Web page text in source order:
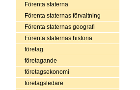
Förenta staterna
Förenta staternas förvaltning
Förenta staternas geografi
Förenta staternas historia
företag
företagande
företagsekonomi
företagsledare